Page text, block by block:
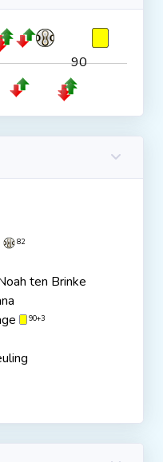
90
82
ten Brinke
90+3